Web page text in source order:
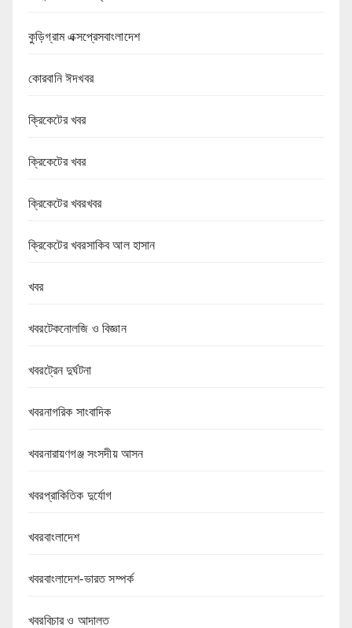
কুড়িগ্রাম এক্সপ্রেসবাংলাদেশ
কোরবানি ঈদখবর
ক্রিকেটের খবর
ক্রিকেটের খবর
ক্রিকেটের খবরখবর
ক্রিকেটের খবরসাকিব আল হাসান
খবর
খবরটেকনোলজি ও বিজ্ঞান
খবরট্রেন দুর্ঘটনা
খবরনাগরিক সাংবাদিক
খবরনারায়ণগঞ্জ সংসদীয় আসন
খবরপ্রাকিতিক দুর্যোগ
খবরবাংলাদেশ
খবরবাংলাদেশ-ভারত সম্পর্ক
খবরবিচার ও আদালত